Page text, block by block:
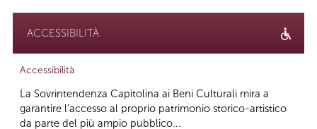
ACCESSIBILITÀ
Accessibilità
La Sovrintendenza Capitolina ai Beni Culturali mira a
garantire l’accesso al proprio patrimonio storico-artistico
da parte del più ampio pubblico...